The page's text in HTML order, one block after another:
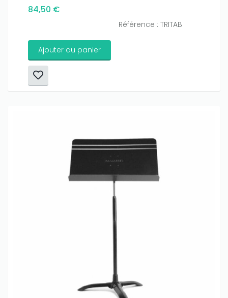
84,50 €
Référence : TRITAB
Ajouter au panier